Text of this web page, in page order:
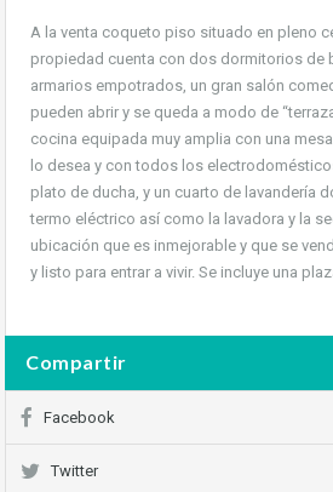
A la venta coqueto piso situado en pleno
propiedad cuenta con dos dormitorios de
armarios empotrados, un gran salón
pueden abrir y se queda a modo de
cocina equipada muy amplia con una
lo desea y con todos los
plato de ducha, y un cuarto de lavandería
termo eléctrico así como la lavadora y la
ubicación que es inmejorable y que se
y listo para entrar a vivir. Se incluye una
Compartir
Facebook
Twitter